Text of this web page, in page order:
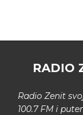
RADIO
Radio Zenit
100.7 FM i